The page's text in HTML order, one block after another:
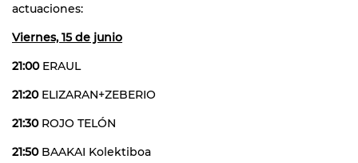
actuaciones:
Viernes, 15 de junio
21:00 ERAUL
21:20ELIZARAN+ZEBERIO
21:30ROJO TELÓN
21:50BAAKAI Kolektiboa